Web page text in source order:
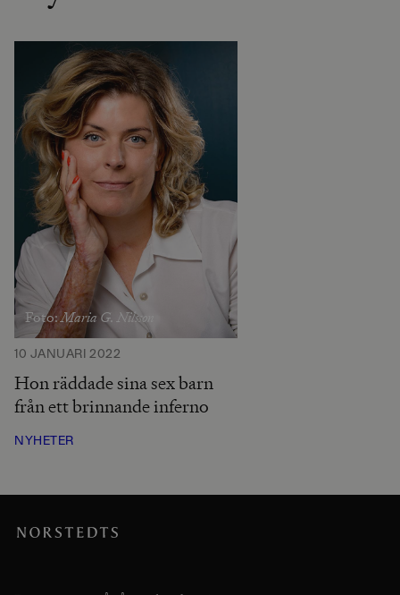
Foto:Maria G. Nilsson
10 JANUARI 2022
Hon räddade sina sex barn
från ett brinnande inferno
NYHETER